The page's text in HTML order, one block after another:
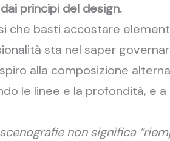
dai principi del design.
che basti accostare
sta nel saper
alla composizione
le linee e la profondità, e
non significa